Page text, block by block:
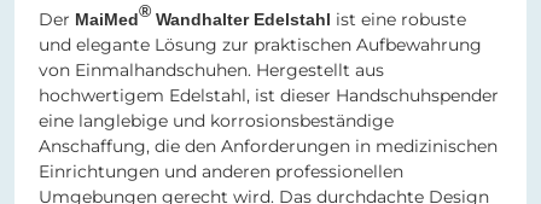
Der MaiMed® Wandhalter Edelstahl ist eine robuste
und elegante Lösung zur praktischen Aufbewahrung
von Einmalhandschuhen. Hergestellt aus
hochwertigem Edelstahl, ist dieser Handschuhspender
eine langlebige und korrosionsbeständige
Anschaffung, die den Anforderungen in medizinischen
Einrichtungen und anderen professionellen
Umgebungen gerecht wird. Das durchdachte Design